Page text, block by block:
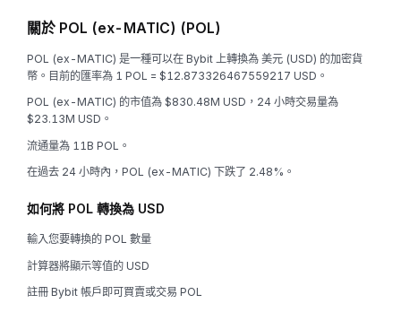
關於 POL (ex-MATIC) (POL)
POL (ex-MATIC) 是一種可以在 Bybit 上轉換為 美元 (USD) 的加密貨
幣。目前的匯率為 1 POL = $12.873326467559217 USD。
POL (ex-MATIC) 的市值為 $830.48M USD，24 小時交易量為
$23.13M USD。
流通量為 11B POL。
在過去 24 小時內，POL (ex-MATIC) 下跌了 2.48%。
如何將 POL 轉換為 USD
輸入您要轉換的 POL 數量
計算器將顯示等值的 USD
註冊 Bybit 帳戶即可買賣或交易 POL